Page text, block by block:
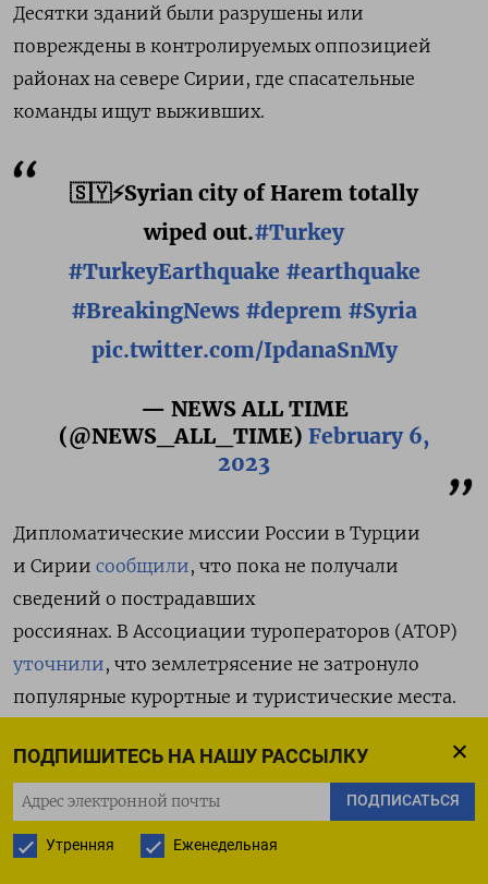
ПОДПИШИТЕСЬ НА НАШУ РАССЫЛКУ
ПОДПИСАТЬСЯ
Утренняя Еженедельная
Десятки зданий были разрушены или
повреждены в контролируемых оппозицией
районах на севере Сирии, где спасательные
команды ищут выживших.
🇸🇾⚡Syrian city of Harem totally
wiped out.#Turkey
#TurkeyEarthquake #earthquake
#BreakingNews #deprem #Syria
pic.twitter.com/IpdanaSnMy
— NEWS ALL TIME
(@NEWS_ALL_TIME) February 6,
2023
Дипломатические миссии России в Турции
и Сирии сообщили, что пока не получали
сведений о пострадавших
россиянах. В Ассоциации туроператоров (АТОР)
уточнили, что землетрясение не затронуло
популярные курортные и туристические места.
США «глубоко обеспокоены» землетрясением
в Турции и Сирии и внимательно следят
за ситуацией,написалсоветник Белого дома
по национальной безопасности Джейк Салливан.